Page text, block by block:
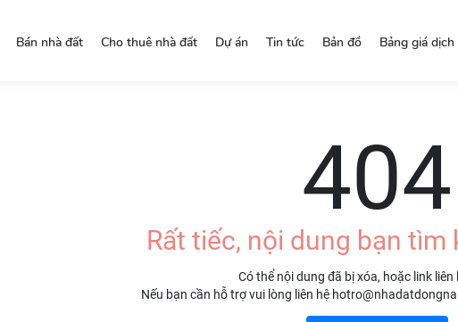
Bán nhà đất Cho thuê nhà đất Dự án Tin tức Bản đồ Bảng giá dịch
404
Rất tiếc, nội dung bạn tìm
Có thể nội dung đã bị xóa, hoặc link liên
Nếu bạn cần hỗ trợ vui lòng liên hệ